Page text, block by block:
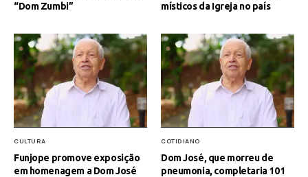
“Dom Zumbi”
místicos da Igreja no país
CULTURA
Funjope promove exposição
em homenagem a Dom José
COTIDIANO
Dom José, que morreu de
pneumonia, completaria 101